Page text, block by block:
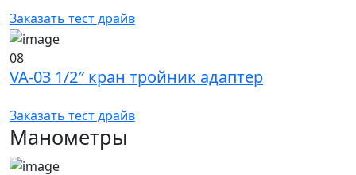
Заказать тест драйв
08
VA-03 1/2″ кран тройник адаптер
Заказать тест драйв
Манометры